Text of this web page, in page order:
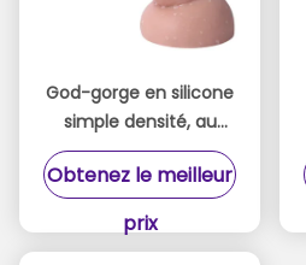
God-gorge en silicone
simple densité, au
toucher lisse pour un
plaisir maximal
Obtenez le meilleur
prix